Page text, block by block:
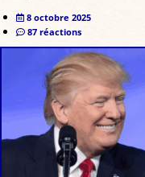
8 octobre 2025
87 réactions